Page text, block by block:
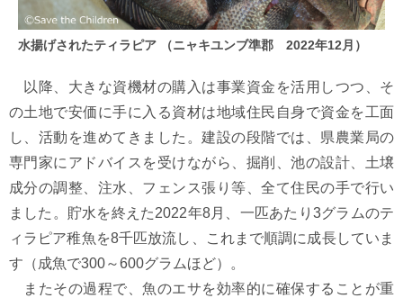
水揚げされたティラピア （ニャキユンブ準郡 2022年12月）
以降、大きな資機材の購入は事業資金を活用しつつ、そ
の土地で安価に手に入る資材は地域住民自身で資金を工面
し、活動を進めてきました。建設の段階では、県農業局の
専門家にアドバイスを受けながら、掘削、池の設計、土壌
成分の調整、注水、フェンス張り等、全て住民の手で行い
ました。貯水を終えた2022年8月、一匹あたり3グラムのテ
ィラピア稚魚を8千匹放流し、これまで順調に成長していま
す（成魚で300～600グラムほど）。
またその過程で、魚のエサを効率的に確保することが重